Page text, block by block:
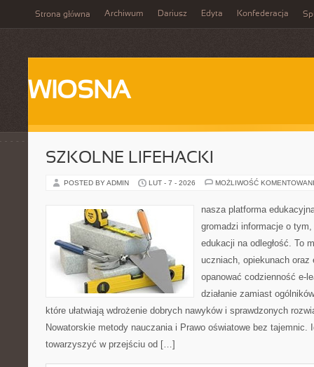
Strona główna Archiwum Dariusz Edyta Konfederacja
WIOSNA
SZKOLNE LIFEHACKI
POSTED BY ADMIN LUT - 7 - 2026 MOŻLIWOŚĆ
nasza platforma
gromadzi informacje o
edukacji na odległość. To
uczniach, opiekunach
opanować codzienność e-
działanie zamiast
które ułatwiają wdrożenie dobrych nawyków i sprawdzonych
Nowatorskie metody nauczania i Prawo oświatowe bez tajemnic.
towarzyszyć w przejściu od […]